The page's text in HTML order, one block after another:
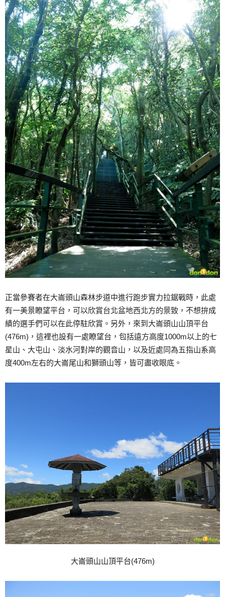
正當參賽者在大崙頭山森林步道中進行跑步實力拉鋸戰時，此處
有一美景瞭望平台，可以欣賞台北盆地西北方的景致，不想拚成
績的選手們可以在此停駐欣賞。另外，來到大崙頭山山頂平台
(476m)，這裡也設有一處瞭望台，包括遠方高度1000m以上的七
星山、大屯山、淡水河對岸的觀音山，以及近處同為五指山系高
度400m左右的大崙尾山和獅頭山等，皆可盡收眼底。
大崙頭山山頂平台(476m)